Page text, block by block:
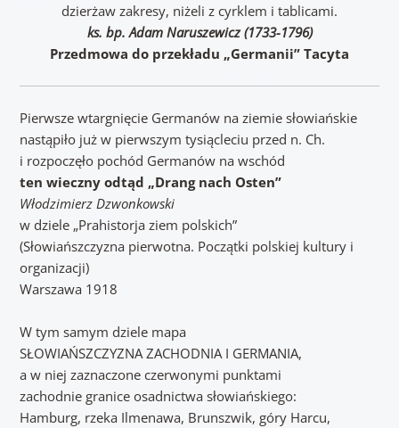
dzierżaw zakresy, niżeli z cyrklem i tablicami.
ks. bp. Adam Naruszewicz (1733-1796)
Przedmowa do przekładu „Germanii” Tacyta
Pierwsze wtargnięcie Germanów na ziemie słowiańskie
nastąpiło już w pierwszym tysiącleciu przed n. Ch.
i rozpoczęło pochód Germanów na wschód
ten wieczny odtąd „Drang nach Osten”
Włodzimierz Dzwonkowski
w dziele „Prahistorja ziem polskich”
(Słowiańszczyzna pierwotna. Początki polskiej kultury i
organizacji)
Warszawa 1918
W tym samym dziele mapa
SŁOWIAŃSZCZYZNA ZACHODNIA I GERMANIA,
a w niej zaznaczone czerwonymi punktami
zachodnie granice osadnictwa słowiańskiego:
Hamburg, rzeka Ilmenawa, Brunszwik, góry Harcu,